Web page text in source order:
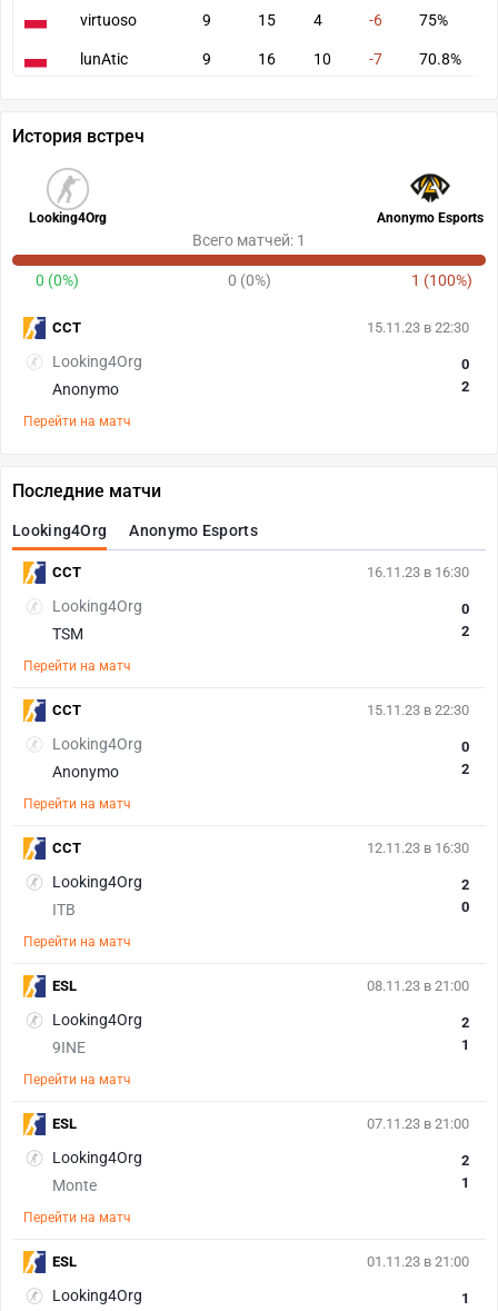
virtuoso 9 15 4 -6 75%
lunAtic 9 16 10 -7 70.8%
История встреч
Looking4Org Anonymo Esports
Всего матчей: 1
0 (0%) 0 (0%) 1 (100%)
15.11.23 в 22:30
Looking4Org
Anonymo
0
2
Перейти на матч
CCT
Последние матчи
Looking4Org Anonymo Esports
16.11.23 в 16:30
Looking4Org
TSM
0
2
Перейти на матч
CCT
15.11.23 в 22:30
Looking4Org
Anonymo
0
2
Перейти на матч
CCT
12.11.23 в 16:30
Looking4Org
ITB
2
0
Перейти на матч
CCT
08.11.23 в 21:00
Looking4Org
9INE
2
1
Перейти на матч
ESL
07.11.23 в 21:00
Looking4Org
Monte
2
1
Перейти на матч
ESL
01.11.23 в 21:00
Looking4Org 1
ESL